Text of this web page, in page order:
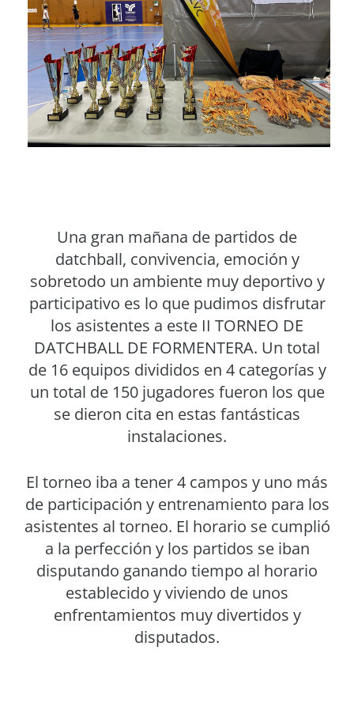
Una gran mañana de partidos de
datchball, convivencia, emoción y
sobretodo un ambiente muy deportivo y
participativo es lo que pudimos disfrutar
los asistentes a este II TORNEO DE
DATCHBALL DE FORMENTERA. Un total
de 16 equipos divididos en 4 categorías y
un total de 150 jugadores fueron los que
se dieron cita en estas fantásticas
instalaciones.
El torneo iba a tener 4 campos y uno más
de participación y entrenamiento para los
asistentes al torneo. El horario se cumplió
a la perfección y los partidos se iban
disputando ganando tiempo al horario
establecido y viviendo de unos
enfrentamientos muy divertidos y
disputados.